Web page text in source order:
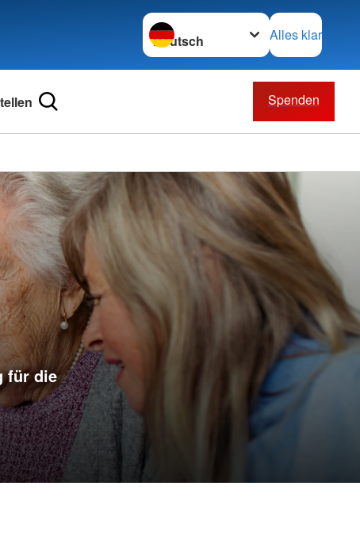
Sprache wechseln zu
Alles klar
Spenden
für die